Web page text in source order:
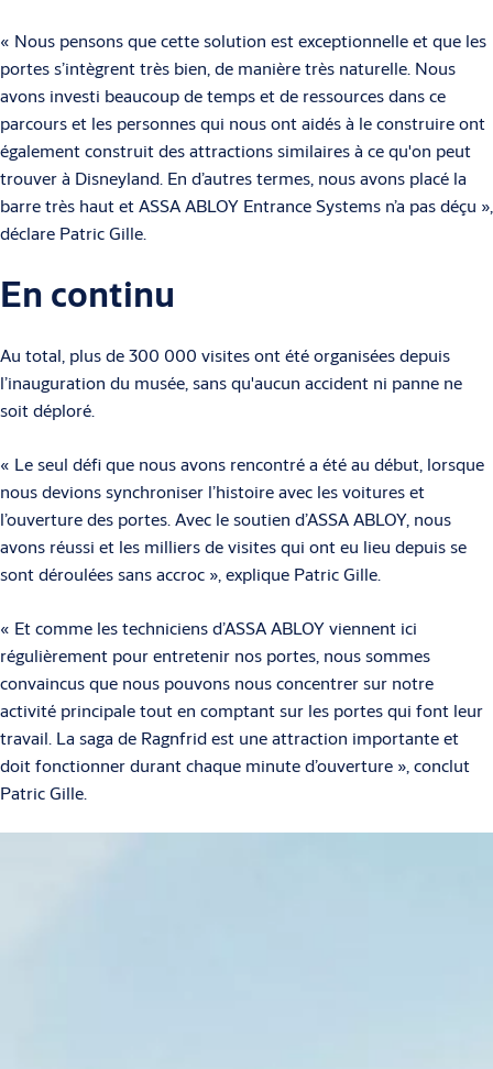
« Nous pensons que cette solution est exceptionnelle et que les
portes s’intègrent très bien, de manière très naturelle. Nous
avons investi beaucoup de temps et de ressources dans ce
parcours et les personnes qui nous ont aidés à le construire ont
également construit des attractions similaires à ce qu'on peut
trouver à Disneyland. En d’autres termes, nous avons placé la
barre très haut et ASSA ABLOY Entrance Systems n’a pas déçu »,
déclare Patric Gille.
En continu
Au total, plus de 300 000 visites ont été organisées depuis
l’inauguration du musée, sans qu'aucun accident ni panne ne
soit déploré.
« Le seul défi que nous avons rencontré a été au début, lorsque
nous devions synchroniser l’histoire avec les voitures et
l’ouverture des portes. Avec le soutien d’ASSA ABLOY, nous
avons réussi et les milliers de visites qui ont eu lieu depuis se
sont déroulées sans accroc », explique Patric Gille.
« Et comme les techniciens d’ASSA ABLOY viennent ici
régulièrement pour entretenir nos portes, nous sommes
convaincus que nous pouvons nous concentrer sur notre
activité principale tout en comptant sur les portes qui font leur
travail. La saga de Ragnfrid est une attraction importante et
doit fonctionner durant chaque minute d’ouverture », conclut
Patric Gille.